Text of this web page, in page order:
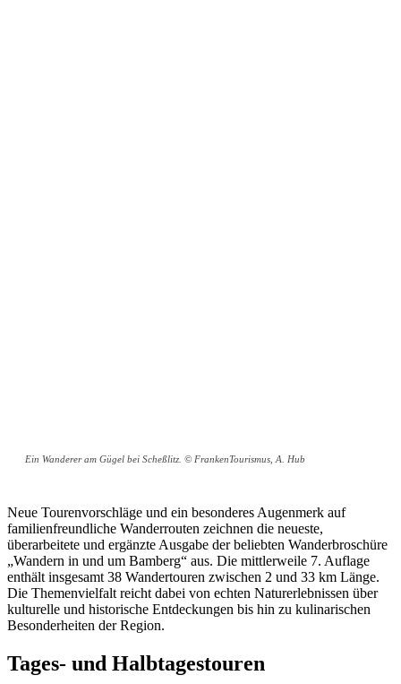
Ein Wanderer am Gügel bei Scheßlitz. © FrankenTourismus, A. Hub
Neue Tourenvorschläge und ein besonderes Augenmerk auf
familienfreundliche Wanderrouten zeichnen die neueste,
überarbeitete und ergänzte Ausgabe der beliebten Wanderbroschüre
„Wandern in und um Bamberg“ aus. Die mittlerweile 7. Auflage
enthält insgesamt 38 Wandertouren zwischen 2 und 33 km Länge.
Die Themenvielfalt reicht dabei von echten Naturerlebnissen über
kulturelle und historische Entdeckungen bis hin zu kulinarischen
Besonderheiten der Region.
Tages- und Halbtagestouren